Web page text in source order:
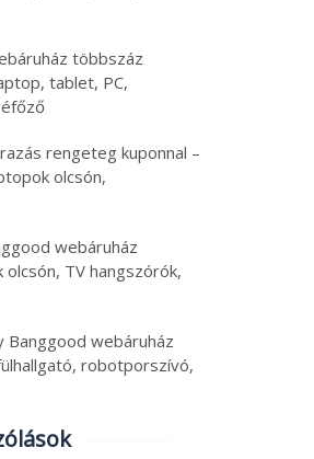
többszáz
tablet, PC,
rengeteg kuponnal –
olcsón,
webáruház
TV hangszórók,
Banggood webáruház
robotporszívó,